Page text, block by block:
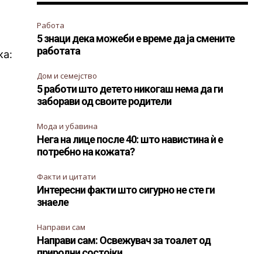
Работа
5 знаци дека можеби е време да ја смените
работата
Дом и семејство
5 работи што детето никогаш нема да ги
заборави од своите родители
Мода и убавина
Нега на лице после 40: што навистина ѝ е
потребно на кожата?
Факти и цитати
Интересни факти што сигурно не сте ги
знаеле
Направи сам
Направи сам: Освежувач за тоалет од